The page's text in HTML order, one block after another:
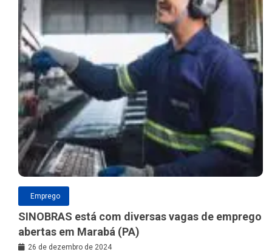
Emprego
SINOBRAS está com diversas vagas de emprego
abertas em Marabá (PA)
26 de dezembro de 2024